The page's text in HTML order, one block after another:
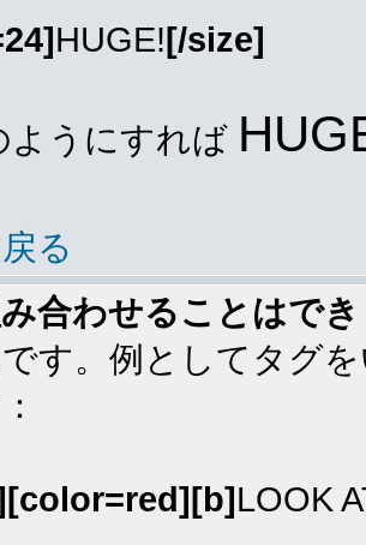
HUGE![/size]
ようにすれば
る
合わせることはで
す。例としてタグ
LOOK